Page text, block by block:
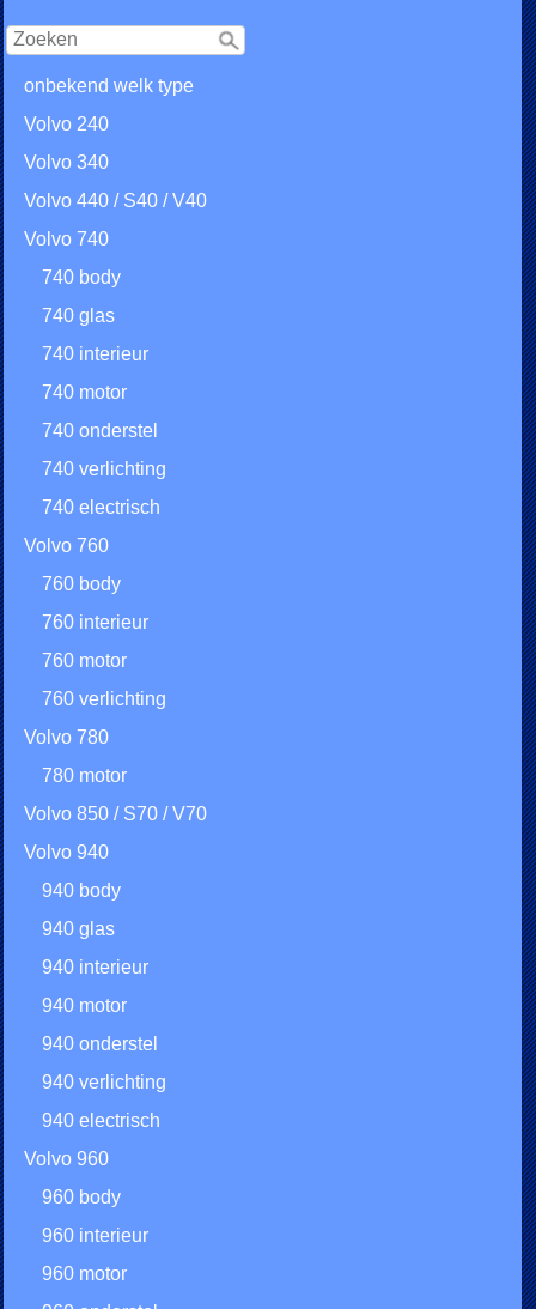
onbekend welk type
Volvo 240
Volvo 340
Volvo 440 / S40 / V40
Volvo 740
740 body
740 glas
740 interieur
740 motor
740 onderstel
740 verlichting
740 electrisch
Volvo 760
760 body
760 interieur
760 motor
760 verlichting
Volvo 780
780 motor
Volvo 850 / S70 / V70
Volvo 940
940 body
940 glas
940 interieur
940 motor
940 onderstel
940 verlichting
940 electrisch
Volvo 960
960 body
960 interieur
960 motor